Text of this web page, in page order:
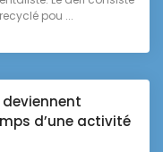
pou ...
d’une activité